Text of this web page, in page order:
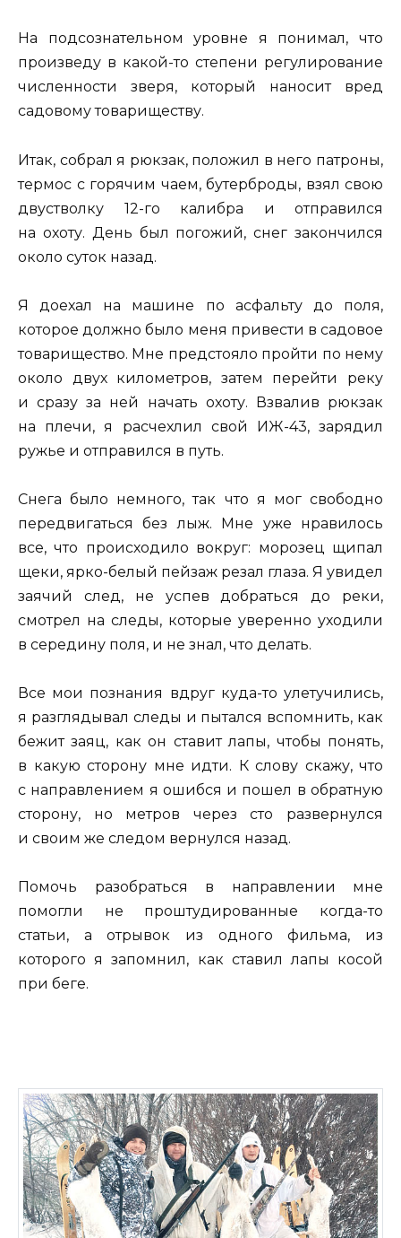
На подсознательном уровне я понимал, что
произведу в какой-то степени регулирование
численности зверя, который наносит вред
садовому товариществу.
Итак, собрал я рюкзак, положил в него патроны,
термос с горячим чаем, бутерброды, взял свою
двустволку 12-го калибра и отправился
на охоту. День был погожий, снег закончился
около суток назад.
Я доехал на машине по асфальту до поля,
которое должно было меня привести в садовое
товарищество. Мне предстояло пройти по нему
около двух километров, затем перейти реку
и сразу за ней начать охоту. Взвалив рюкзак
на плечи, я расчехлил свой ИЖ-43, зарядил
ружье и отправился в путь.
Снега было немного, так что я мог свободно
передвигаться без лыж. Мне уже нравилось
все, что происходило вокруг: морозец щипал
щеки, ярко-белый пейзаж резал глаза. Я увидел
заячий след, не успев добраться до реки,
смотрел на следы, которые уверенно уходили
в середину поля, и не знал, что делать.
Все мои познания вдруг куда-то улетучились,
я разглядывал следы и пытался вспомнить, как
бежит заяц, как он ставит лапы, чтобы понять,
в какую сторону мне идти. К слову скажу, что
с направлением я ошибся и пошел в обратную
сторону, но метров через сто развернулся
и своим же следом вернулся назад.
Помочь разобраться в направлении мне
помогли не проштудированные когда-то
статьи, а отрывок из одного фильма, из
которого я запомнил, как ставил лапы косой
при беге.